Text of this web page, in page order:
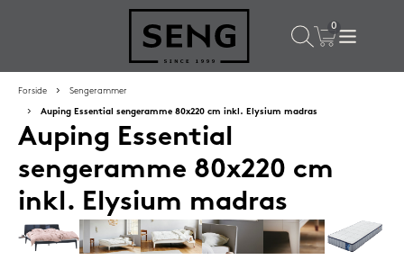
Forside Sengerammer
Auping Essential sengeramme 80x220 cm inkl. Elysium madras
Auping Essential
sengeramme 80x220 cm
inkl. Elysium madras